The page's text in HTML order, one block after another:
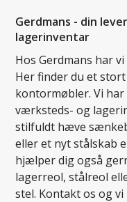
Gerdmans - din
lagerinventar
Hos Gerdmans har
Her finder du et
kontormøbler. Vi
værksteds- og
stilfuldt hæve
eller et nyt stålskab
hjælper dig også
lagerreol, stålreol
stel. Kontakt os og